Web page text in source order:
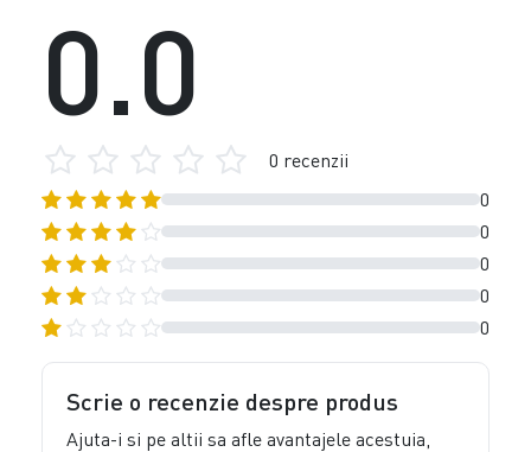
0
0
0
0
0
0.0
0 recenzii
Scrie o recenzie despre produs
Ajuta-i si pe altii sa afle avantajele acestuia,